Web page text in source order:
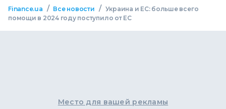
Finance.ua / Все новости / Украина и ЕС: больше всего
помощи в 2024 году поступило от ЕС
Место для вашей рекламы